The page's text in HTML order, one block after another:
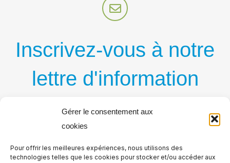
Gérer le consentement aux
cookies
Pour offrir les meilleures expériences, nous utilisons des
technologies telles que les cookies pour stocker et/ou accéder aux
Inscrivez-vous à notre
lettre d'information
par courriel
par courriel